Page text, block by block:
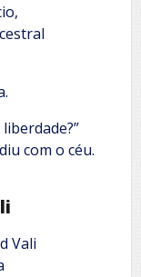
com o céu.
Vali